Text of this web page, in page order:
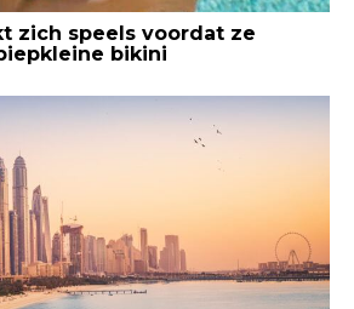
zich speels voordat ze
bikini